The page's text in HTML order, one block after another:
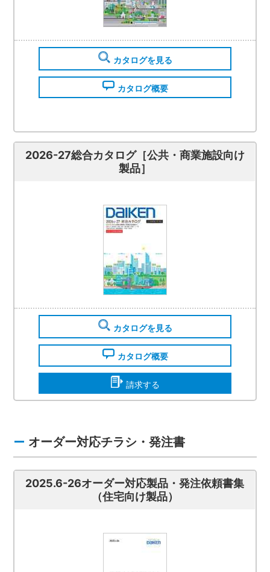
カタログを見る
カタログ概要
2026-27総合カタログ［公共・商業施設向け
製品］
カタログを見る
カタログ概要
請求する
オーダー対応チラシ・発注書
2025.6-26オーダー対応製品・発注依頼書集
（住宅向け製品）